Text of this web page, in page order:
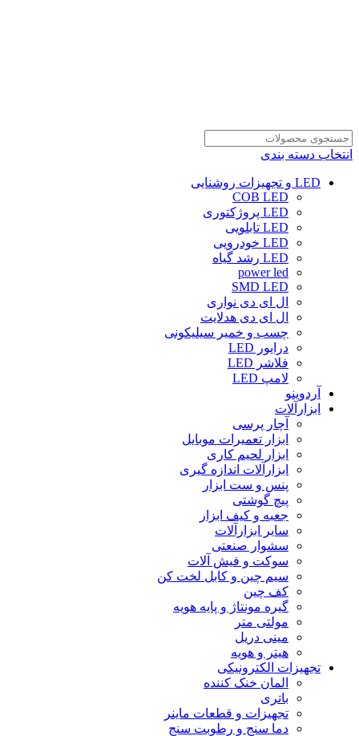
انتخاب دسته بندی
LED و تجهیزات روشنایی
COB LED
LED پروژکتوری
LED تابلویی
LED خودرویی
LED رشد گیاه
power led
SMD LED
ال ای دی نواری
ال ای دی هدلایت
چسب و خمیر سیلیکونی
درایور LED
فلاشر LED
لامپ LED
آردوینو
ابزارآلات
آچار پرسی
ابزار تعمیرات موبایل
ابزار لحیم کاری
ابزارآلات اندازه گیری
پنس و ست ابزار
پیچ گوشتی
جعبه و کیف ابزار
سایر ابزارآلات
سشوار صنعتی
سوکت و فیش آلات
سیم چین و کابل لخت کن
کف چین
گیره مونتاژ و پایه هویه
مولتی متر
مینی دریل
هیتر و هویه
تجهیزات الکترونیکی
المان خنک کننده
باتری
تجهیزات و قطعات ماینر
دما سنج و رطوبت سنج